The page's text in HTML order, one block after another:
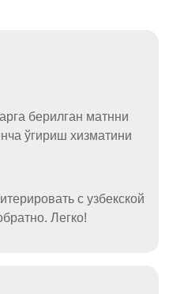
берилган матнни
ўгириш хизматини
с узбекской
Легко!